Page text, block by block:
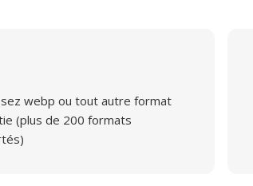
webp ou tout autre format
(plus de 200 formats